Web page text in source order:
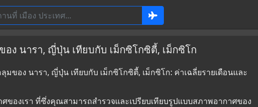
ง นารา, ญี่ปุ่น เทียบกับ เม็กซิโกซิตี้, เม็กซิโก
ของ นารา, ญี่ปุ่น เทียบกับ เม็กซิโกซิตี้, เม็กซิโก: ค่าเฉลี่ยรายเดือนและ
ของเรา ที่ซึ่งคุณสามารถสำรวจและเปรียบเทียบรูปแบบสภาพอากาศของ